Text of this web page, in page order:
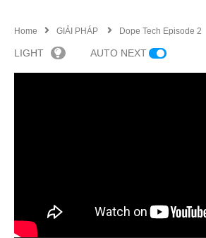
Home GIẢI PHÁP Dope Tech Episode 2
LIGHT AUTO NEXT